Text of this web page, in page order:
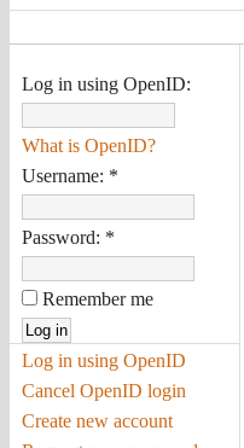
Log in using OpenID:
What is OpenID?
Username: *
Password: *
Remember me
Log in using OpenID
Cancel OpenID login
Create new account